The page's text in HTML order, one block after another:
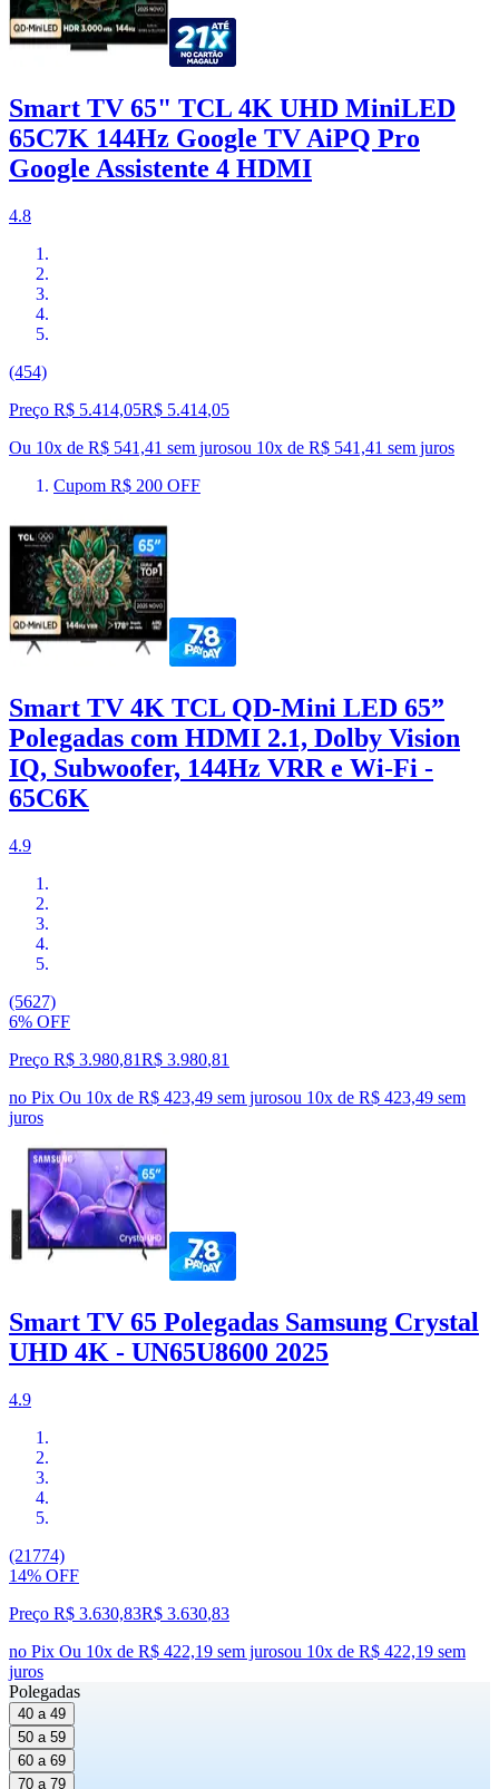
Smart TV 65" TCL 4K UHD MiniLED
65C7K 144Hz Google TV AiPQ Pro
Google Assistente 4 HDMI
4.8
(454)
Preço R$ 5.414,05R$ 5.414,05
Ou 10x de R$ 541,41 sem jurosou 10x de R$ 541,41 sem juros
Cupom R$ 200 OFF
Smart TV 4K TCL QD-Mini LED 65”
Polegadas com HDMI 2.1, Dolby Vision
IQ, Subwoofer, 144Hz VRR e Wi-Fi -
65C6K
4.9
(5627)
6% OFF
Preço R$ 3.980,81R$ 3.980,81
no Pix Ou 10x de R$ 423,49 sem jurosou 10x de R$ 423,49 sem
juros
Smart TV 65 Polegadas Samsung Crystal
UHD 4K - UN65U8600 2025
4.9
(21774)
14% OFF
Preço R$ 3.630,83R$ 3.630,83
no Pix Ou 10x de R$ 422,19 sem jurosou 10x de R$ 422,19 sem
juros
Polegadas
40 a 49
50 a 59
60 a 69
70 a 79